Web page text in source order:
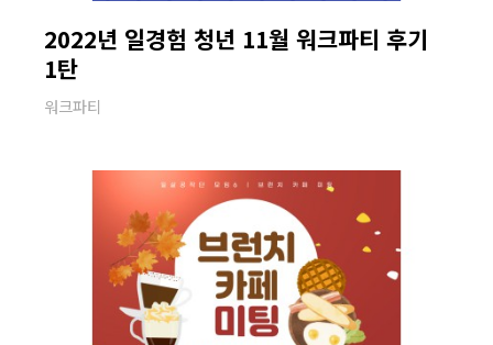
2022년 일경험 청년 11월 워크파티 후기
1탄
워크파티